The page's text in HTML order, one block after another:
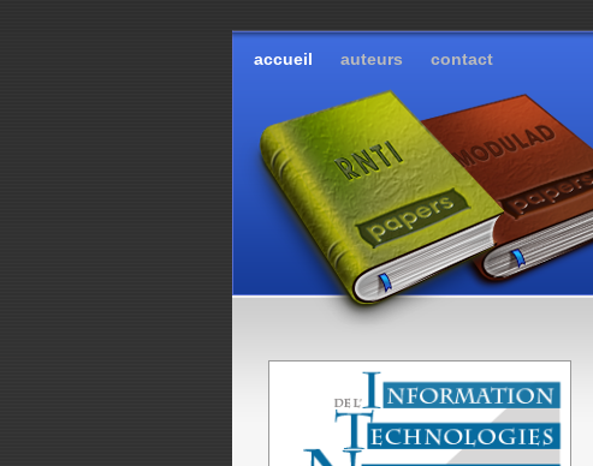
accueil auteurs contact